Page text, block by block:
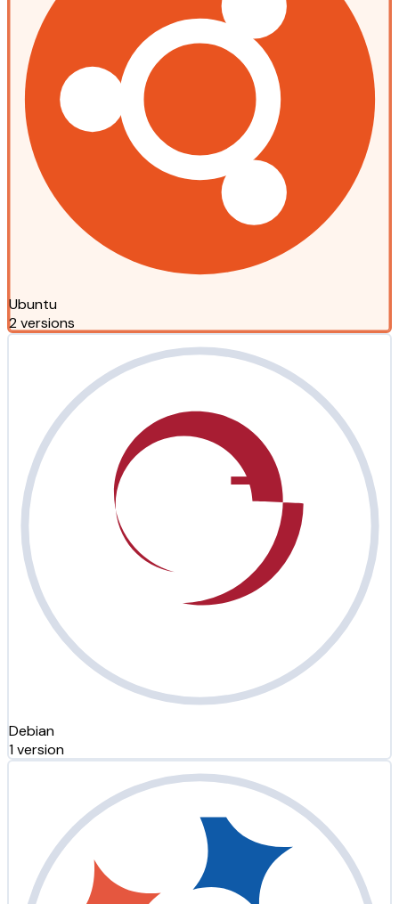
Ubuntu
2 versions
Debian
1 version